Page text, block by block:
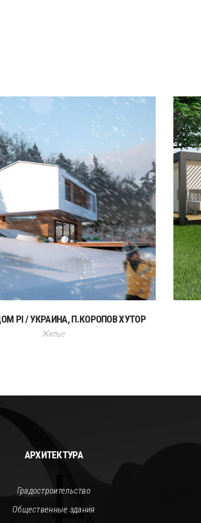
PI / УКРАИНА, П.КОРОПОВ ХУТОР
Жилье
АРХИТЕКТУРА
Градостроительство
Общественные здания